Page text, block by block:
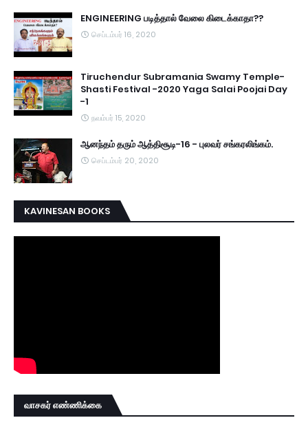
ENGINEERING படித்தால் வேலை கிடைக்காதா??
செப்டம்பர் 16, 2020
Tiruchendur Subramania Swamy Temple-
Shasti Festival -2020 Yaga Salai Poojai Day
-1
நவம்பர் 15, 2020
ஆனந்தம் தரும் ஆத்திசூடி-16 - புலவர் சங்கரலிங்கம்.
செப்டம்பர் 20, 2020
KAVINESAN BOOKS
வாசகர் எண்ணிக்கை